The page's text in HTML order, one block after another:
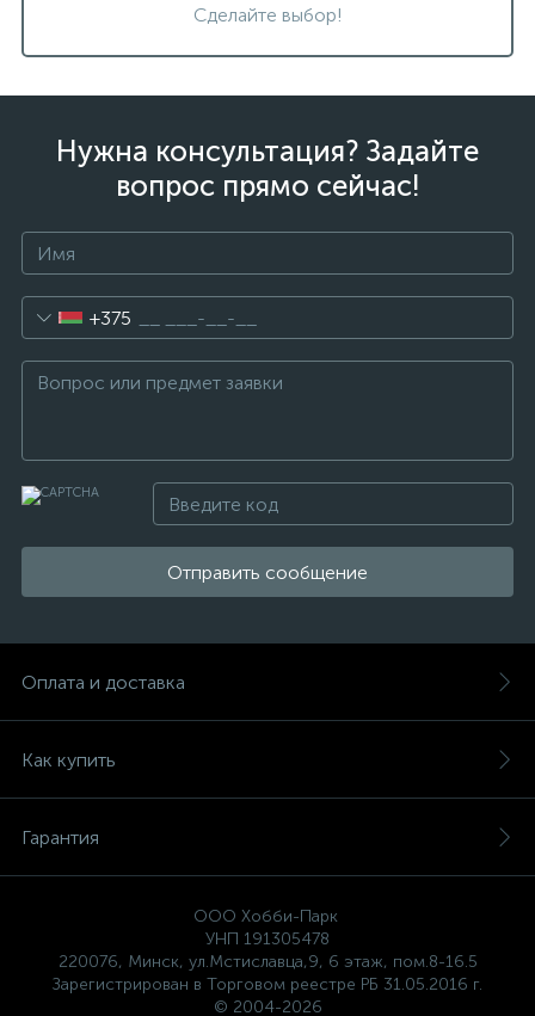
Сделайте выбор!
Нужна консультация? Задайте
вопрос прямо сейчас!
+375
Отправить сообщение
Оплата и доставка
Как купить
Гарантия
ООО Хобби-Парк
УНП 191305478
220076, Минск, ул.Мстиславца,9, 6 этаж, пом.8-16.5
Зарегистрирован в Торговом реестре РБ 31.05.2016 г.
© 2004-2026